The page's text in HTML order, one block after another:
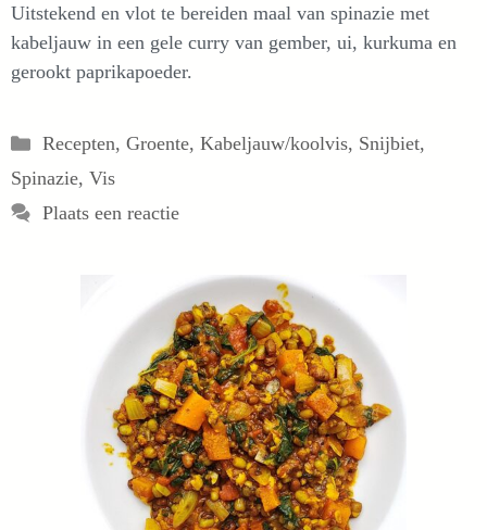
Uitstekend en vlot te bereiden maal van spinazie met
kabeljauw in een gele curry van gember, ui, kurkuma en
gerookt paprikapoeder.
Categorieën
Recepten, Groente, Kabeljauw/koolvis, Snijbiet,
Spinazie, Vis
Plaats een reactie